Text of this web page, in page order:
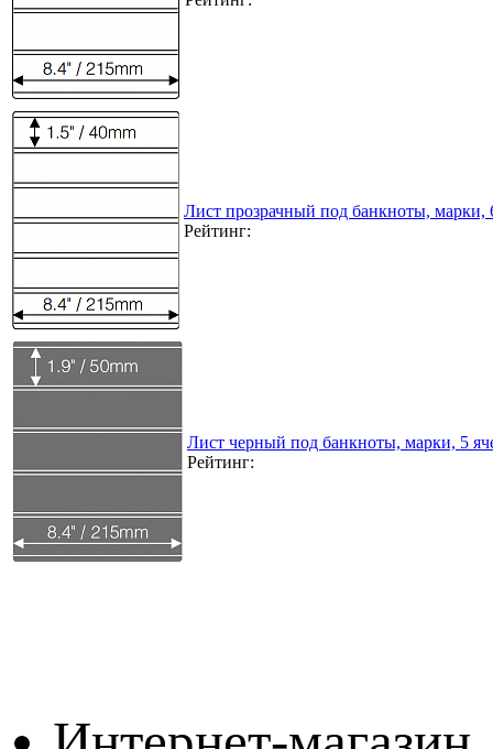
Лист прозрачный под банкноты,
Рейтинг:
Лист черный под банкноты, марки, 5
Рейтинг: